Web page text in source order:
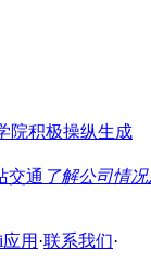
院积极操纵生成
交通 了解公司情
应用 ·联系我们·